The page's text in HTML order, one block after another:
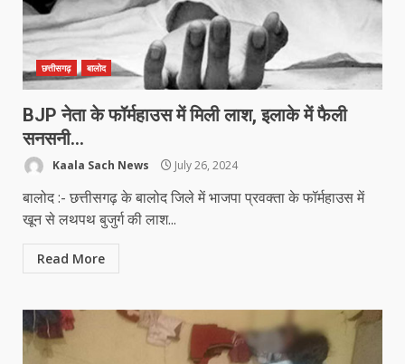
छत्तीसगढ़ बालोद
BJP नेता के फॉर्महाउस में मिली लाश, इलाके में फैली
सनसनी…
Kaala Sach News July 26, 2024
बालोद :- छत्तीसगढ़ के बालोद जिले में भाजपा प्रवक्ता के फॉर्महाउस में
खून से लथपथ बुजुर्ग की लाश...
Read More